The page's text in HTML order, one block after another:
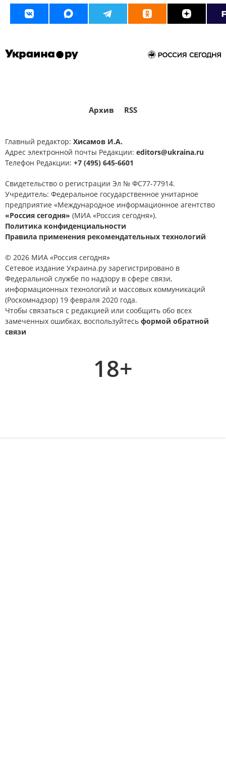
Архив RSS
Главный редактор: Хисамов И.А.
Адрес электронной почты Редакции: editors@ukraina.ru
Телефон Редакции: +7 (495) 645-6601
Свидетельство о регистрации Эл № ФС77-77914.
Учредитель: Федеральное государственное унитарное
предприятие «Международное информационное агентство
«Россия сегодня» (МИА «Россия сегодня»).
Политика конфиденциальности
Правила применения рекомендательных технологий
© 2026 МИА «Россия сегодня»
Сетевое издание Украина.ру зарегистрировано в
Федеральной службе по надзору в сфере связи,
информационных технологий и массовых коммуникаций
(Роскомнадзор) 19 февраля 2020 года.
Чтобы связаться с редакцией или сообщить обо всех
замеченных ошибках, воспользуйтесь формой обратной
связи
18+